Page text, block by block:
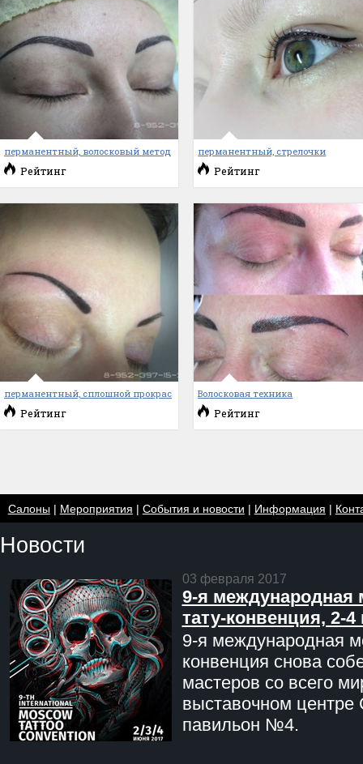
перманентный, волосковый метод
Рейтинг
перманентный, стрелочки
Рейтинг
перманентный, сплошной прокрас
Рейтинг
Волосковая техника
Рейтинг
Салоны| Мероприятия | События и новости | Информация |
Новости
03 февраля 2017
9-я международная
тату-конвенция, 2-
9-я международная
конвенция снова
мастеров со всего
выставочном центре
павильон №4.